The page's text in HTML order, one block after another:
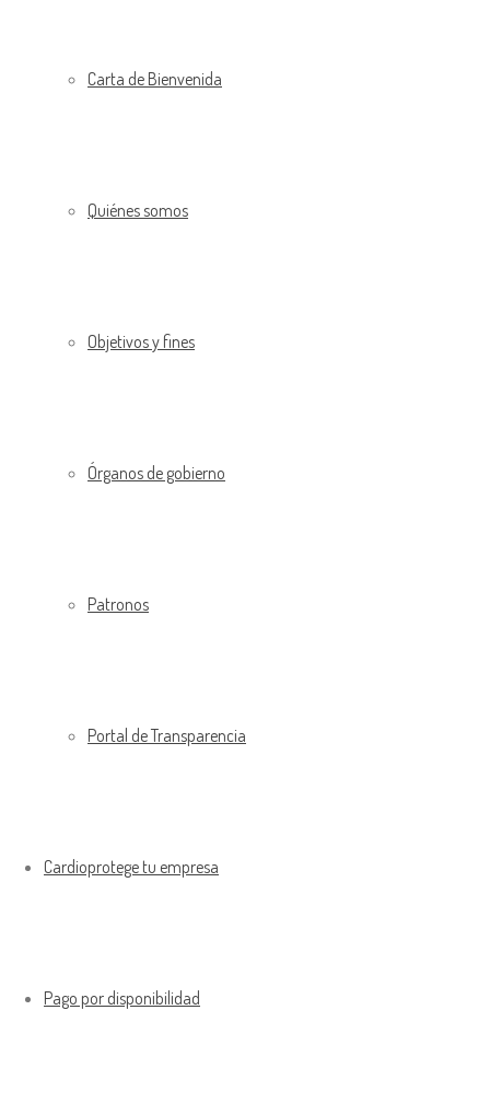
Carta de Bienvenida
Quiénes somos
Objetivos y fines
Órganos de gobierno
Patronos
Portal de Transparencia
Cardioprotege tu empresa
Pago por disponibilidad